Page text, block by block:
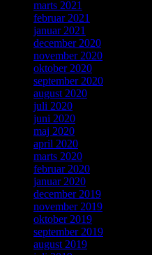
marts 2021
februar 2021
januar 2021
december 2020
november 2020
oktober 2020
september 2020
august 2020
juli 2020
juni 2020
maj 2020
april 2020
marts 2020
februar 2020
januar 2020
december 2019
november 2019
oktober 2019
september 2019
august 2019